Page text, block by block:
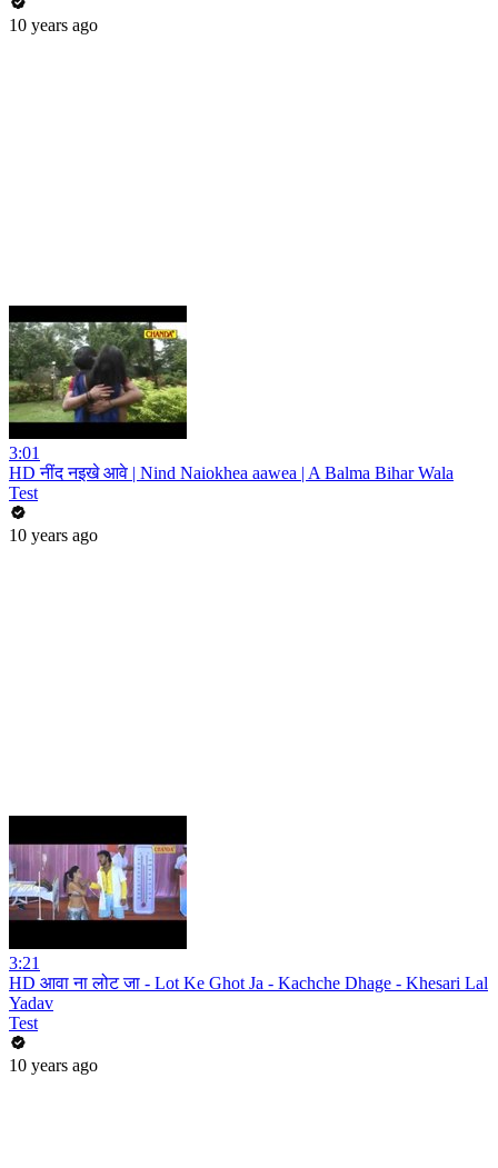
10 years ago
3:01
HD नींद नइखे आवे | Nind Naiokhea aawea | A Balma Bihar Wala
Test
10 years ago
3:21
HD आवा ना लोट जा - Lot Ke Ghot Ja - Kachche Dhage - Khesari Lal
Yadav
Test
10 years ago